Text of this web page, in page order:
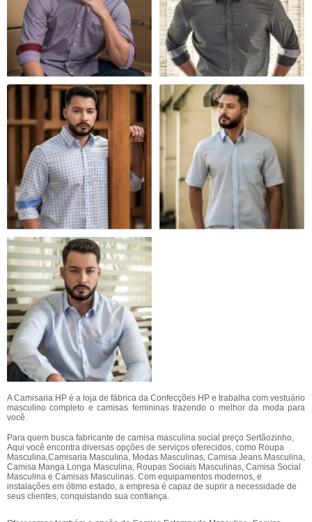
A Camisaria HP é a loja de fábrica da Confecções HP e trabalha com vestuário
masculino completo e camisas femininas trazendo o melhor da moda para
você.
Para quem busca fabricante de camisa masculina social preço Sertãozinho,
Aqui você encontra diversas opções de serviços oferecidos, como Roupa
Masculina,Camisaria Masculina, Modas Masculinas, Camisa Jeans Masculina,
Camisa Manga Longa Masculina, Roupas Sociais Masculinas, Camisa Social
Masculina e Camisas Masculinas. Com equipamentos modernos, e
instalações em ótimo estado, a empresa é capaz de suprir a necessidade de
seus clientes, conquistando sua confiança.